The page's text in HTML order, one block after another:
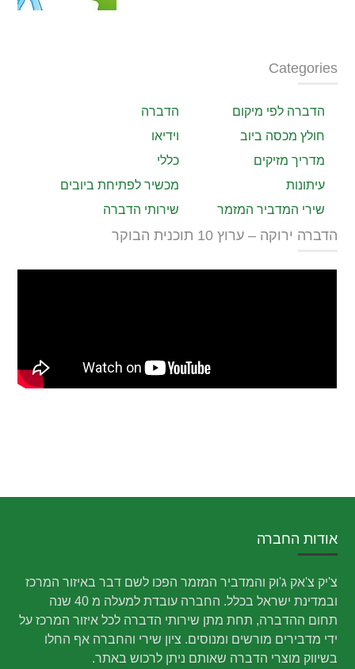
Categories
הדברה
הדברה לפי מיקום
וידיאו
חולץ מכסה ביוב
כללי
מדריך מזיקים
מכשיר לפתיחת ביובים
עיתונות
שירותי הדברה
שירי המדביר המזמר
הדברה ירוקה – ערוץ 10 תוכנית הבוקר
אודות החברה
צ'יק צ'אק ג'וק והמדביר המזמר הפכו לשם דבר באיזור המרכז
ובמדינת ישראל בכלל. החברה עובדת למעלה מ 40 שנה
תחום ההדברה, תחת מתן שירותי הדברה לכל איזור המרכז על
ידי מדבירים מורשים ומנוסים. ציון שירי והחברה אף החלו
בשיווק מוצרי הדברה שאותם ניתן לרכוש באתר.